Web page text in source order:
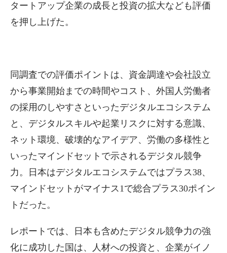
タートアップ企業の成長と投資の拡大なども評価
を押し上げた。
同調査での評価ポイントは、資金調達や会社設立
から事業開始までの時間やコスト、外国人労働者
の採用のしやすさといったデジタルエコシステム
と、デジタルスキルや起業リスクに対する意識、
ネット環境、破壊的なアイデア、労働の多様性と
いったマインドセットで示されるデジタル競争
力。日本はデジタルエコシステムではプラス38、
マインドセットがマイナス1で総合プラス30ポイン
トだった。
レポートでは、日本も含めたデジタル競争力の強
化に成功した国は、人材への投資と、企業がイノ